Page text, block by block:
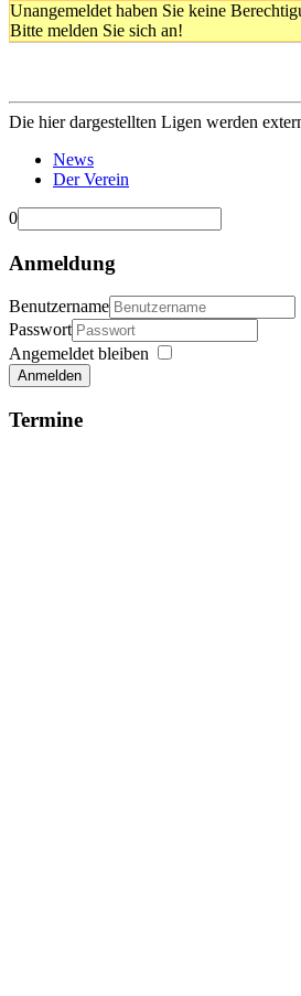
Unangemeldet haben Sie keine
Bitte melden Sie sich an!
Die hier dargestellten Ligen werden
News
Der Verein
0
Anmeldung
Benutzername
Passwort
Angemeldet bleiben
Anmelden
Termine